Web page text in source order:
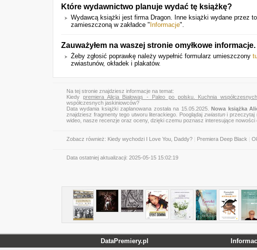
Które wydawnictwo planuje wydać tę książkę?
Wydawcą książki jest firma Dragon. Inne książki wydane przez
zamieszczoną w zakładce " Informacje".
Zauważyłem na waszej stronie omyłkowe
Żeby zgłosić poprawkę należy wypełnić formularz umieszczony
zwiastunów, okładek i plakatów.
Na tej stronie znajdziesz informacje na temat:
Kiedy premiera Alicja Białowąs - Paleo po polsku. Kuchnia
współczesnych jaskiniowców?
Data wydania książki zaplanowana została na 15.05.2025.Nowa książka
znajdziesz fragmenty tego utworu literackiego. Pooglądaj zwiastuni przeczytaj
wideo, nasze recenzje oraz oceny, dzięki czemu poznasz interesujące
Zobacz również: Kiedy wychodzi I Love You, Daddy? Premiera Deep Black
Data ostatniej aktualizacji: 2025-05-15 15:02:19
DataPremiery.pl